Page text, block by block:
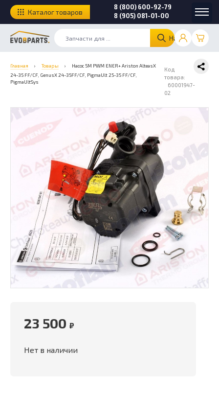
Найти
8 (800) 600-92-79
8 (905) 081-01-00
Каталог товаров
Главная › Товары ›
Насос 5M PWM ENER+ Ariston AlteasX
24-35 FF/CF, GenusX 24-35FF/CF, PigmaUlt 25-35 FF/CF,
PigmaUltSys
Код
товара:
60001947-
02
23 500 ₽
Нет в наличии